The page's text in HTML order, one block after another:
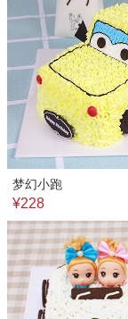
梦幻小跑
¥228